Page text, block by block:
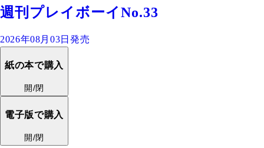
週刊プレイボーイNo.33
2026年08月03日発売
紙の本で購入
開/閉
電子版で購入
開/閉